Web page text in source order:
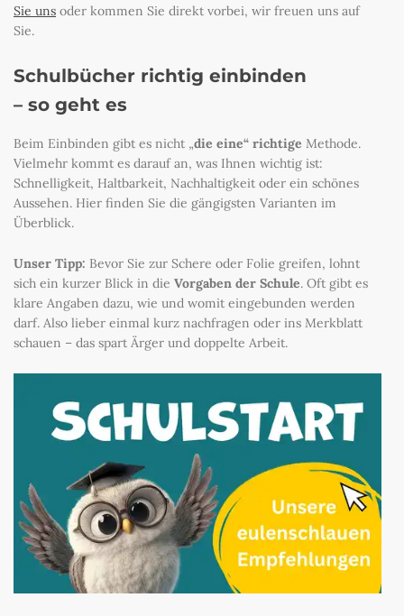
Sie uns oder kommen Sie direkt vorbei, wir freuen uns auf
Sie.
Schulbücher richtig einbinden
– so geht es
Beim Einbinden gibt es nicht „die eine“ richtige Methode.
Vielmehr kommt es darauf an, was Ihnen wichtig ist:
Schnelligkeit, Haltbarkeit, Nachhaltigkeit oder ein schönes
Aussehen. Hier finden Sie die gängigsten Varianten im
Überblick.
Unser Tipp: Bevor Sie zur Schere oder Folie greifen, lohnt
sich ein kurzer Blick in die Vorgaben der Schule. Oft gibt es
klare Angaben dazu, wie und womit eingebunden werden
darf. Also lieber einmal kurz nachfragen oder ins Merkblatt
schauen – das spart Ärger und doppelte Arbeit.